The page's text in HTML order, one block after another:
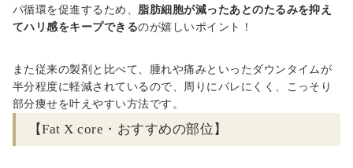
パ循環を促進するため、 脂肪細胞が減ったあとのたるみを抑え
てハリ感をキープできるのが嬉しいポイント！
また従来の製剤と比べて、腫れや痛みといったダウンタイムが
半分程度に軽減されているので、周りにバレにくく、こっそり
部分痩せを叶えやすい方法です。
【Fat X core・おすすめの部位】